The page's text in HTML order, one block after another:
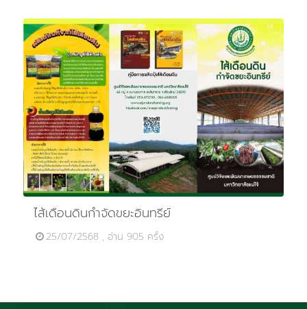
ไส้เดือนดินกำจัดขยะอินทรีย์
25/07/2568 , อ่าน 905 ครั้ง